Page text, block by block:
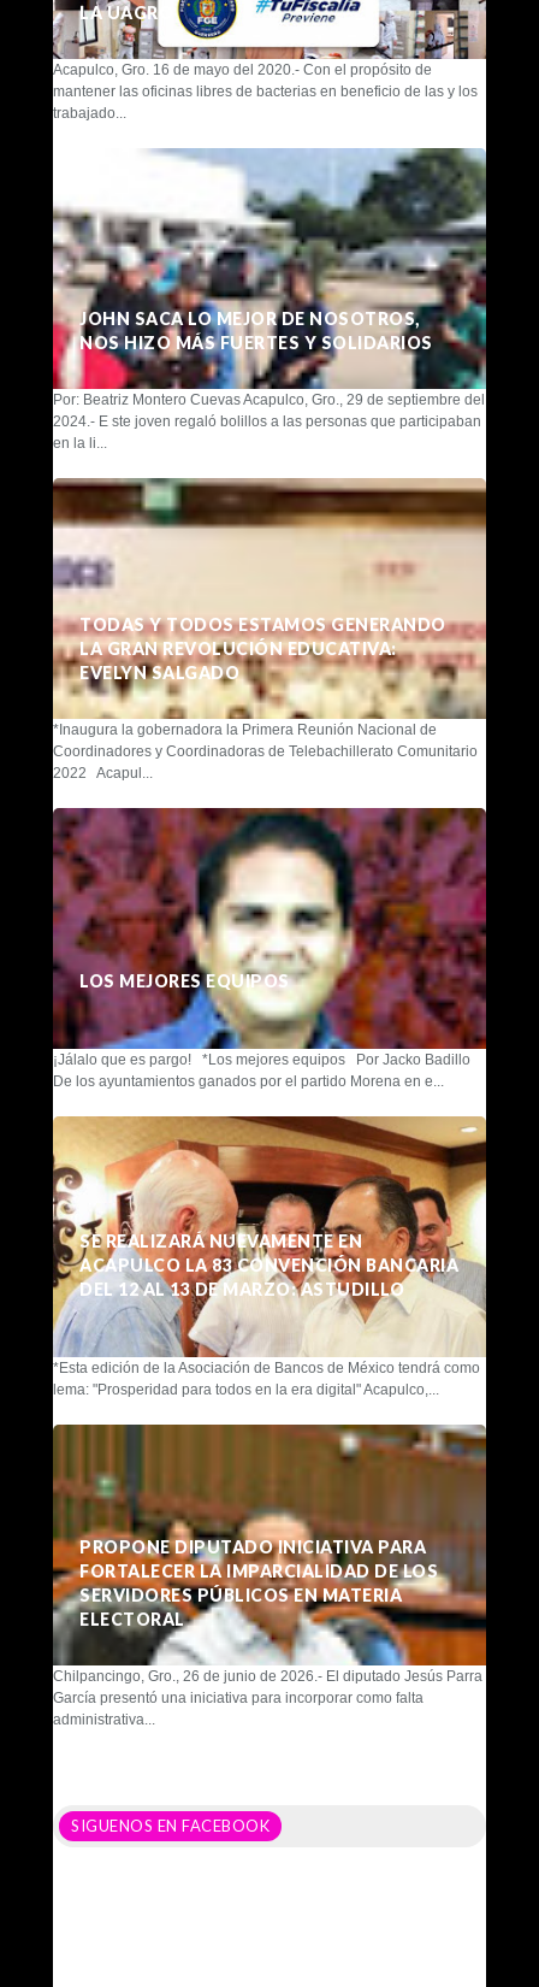
LA UAGRO
Acapulco, Gro. 16 de mayo del 2020.- Con el propósito de
mantener las oficinas libres de bacterias en beneficio de las y los
trabajado...
JOHN SACA LO MEJOR DE NOSOTROS,
NOS HIZO MÁS FUERTES Y SOLIDARIOS
Por: Beatriz Montero Cuevas Acapulco, Gro., 29 de septiembre del
2024.- E ste joven regaló bolillos a las personas que participaban
en la li...
TODAS Y TODOS ESTAMOS GENERANDO
LA GRAN REVOLUCIÓN EDUCATIVA:
EVELYN SALGADO
*Inaugura la gobernadora la Primera Reunión Nacional de
Coordinadores y Coordinadoras de Telebachillerato Comunitario
2022 Acapul...
LOS MEJORES EQUIPOS
¡Jálalo que es pargo! *Los mejores equipos Por Jacko Badillo
De los ayuntamientos ganados por el partido Morena en e...
SE REALIZARÁ NUEVAMENTE EN
ACAPULCO LA 83 CONVENCIÓN BANCARIA
DEL 12 AL 13 DE MARZO: ASTUDILLO
*Esta edición de la Asociación de Bancos de México tendrá como
lema: "Prosperidad para todos en la era digital" Acapulco,...
PROPONE DIPUTADO INICIATIVA PARA
FORTALECER LA IMPARCIALIDAD DE LOS
SERVIDORES PÚBLICOS EN MATERIA
ELECTORAL
Chilpancingo, Gro., 26 de junio de 2026.- El diputado Jesús Parra
García presentó una iniciativa para incorporar como falta
administrativa...
SIGUENOS EN FACEBOOK